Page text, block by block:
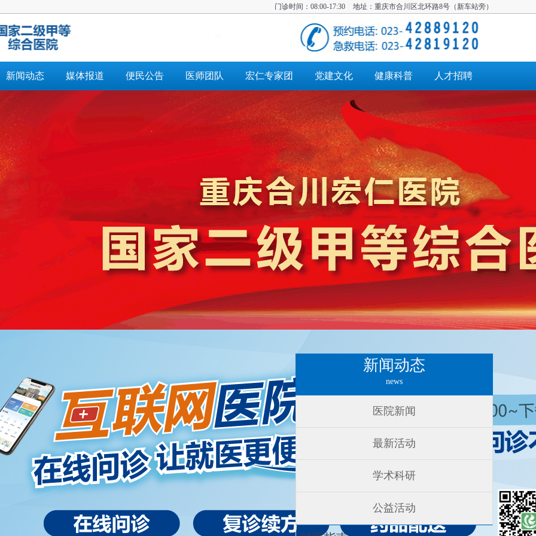
门诊时间：08:00-17:30 地址：重庆市合川区北环路8号（新车站旁）
新闻动态 媒体报道 便民公告 医师团队 宏仁专家团 党建文化 健康科普 人才招聘
士节 | 致敬合川宏仁护理人
新闻动态
news
医院新闻
最新活动
学术科研
公益活动